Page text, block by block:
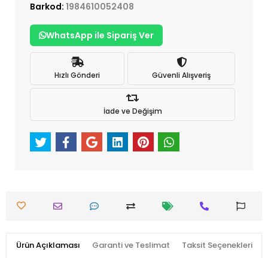
Barkod: 1984610052408
WhatsApp ile Sipariş Ver
Hızlı Gönderi Güvenli Alışveriş
İade ve Değişim
Ürün Açıklaması Garanti ve Teslimat Taksit Seçenekleri